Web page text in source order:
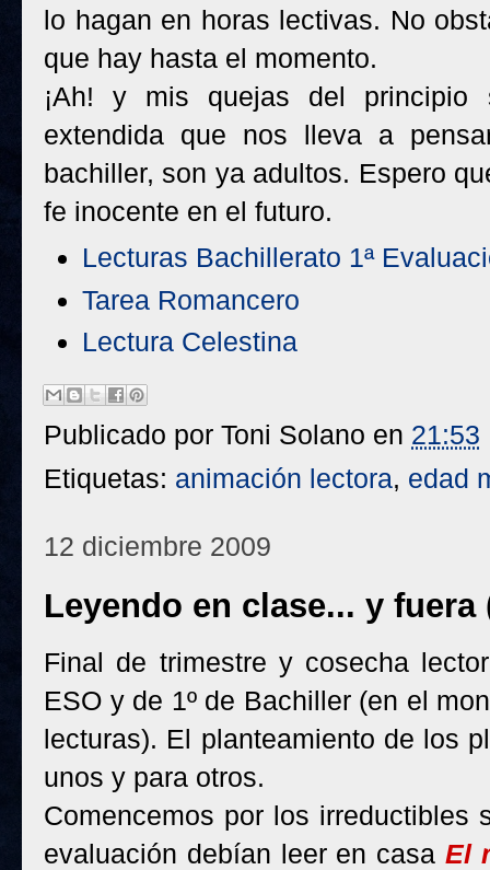
lo hagan en horas lectivas. No
que hay hasta el momento.
¡Ah! y mis quejas del
extendida que nos lleva a
bachiller, son ya adultos. Espero
fe inocente en el futuro.
Lecturas Bachillerato 1ª
Tarea Romancero
Lectura Celestina
Publicado por Toni Solano en 21:53
Etiquetas: animación lectora, edad
12 diciembre 2009
Leyendo en clase... y fuera
Final de trimestre y cosecha
ESO y de 1º de Bachiller (en el
lecturas). El planteamiento de los
unos y para otros.
Comencemos por los irreductibles
evaluación debían leer en casaEl